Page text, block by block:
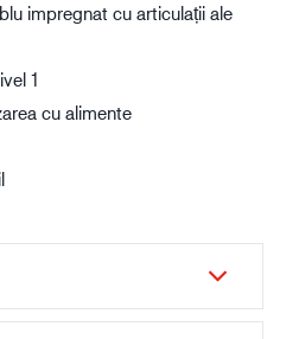
impregnat cu articulații ale
1
cu alimente